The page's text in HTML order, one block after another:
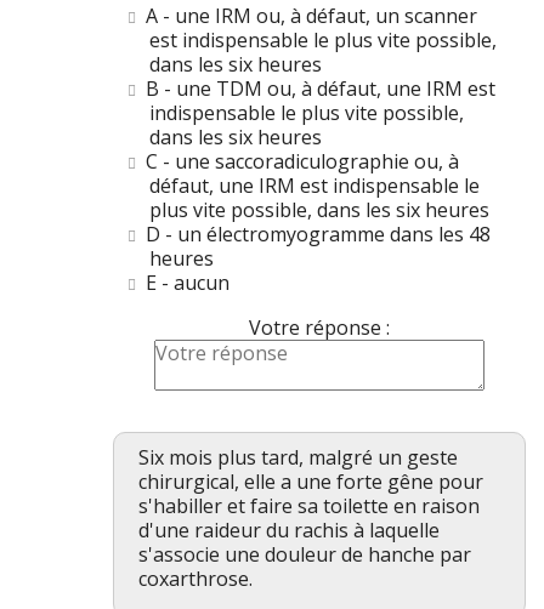
A - une IRM ou, à défaut, un scanner
est indispensable le plus vite possible,
dans les six heures
B - une TDM ou, à défaut, une IRM est
indispensable le plus vite possible,
dans les six heures
C - une saccoradiculographie ou, à
défaut, une IRM est indispensable le
plus vite possible, dans les six heures
D - un électromyogramme dans les 48
heures
E - aucun
Votre réponse :
Six mois plus tard, malgré un geste
chirurgical, elle a une forte gêne pour
s'habiller et faire sa toilette en raison
d'une raideur du rachis à laquelle
s'associe une douleur de hanche par
coxarthrose.